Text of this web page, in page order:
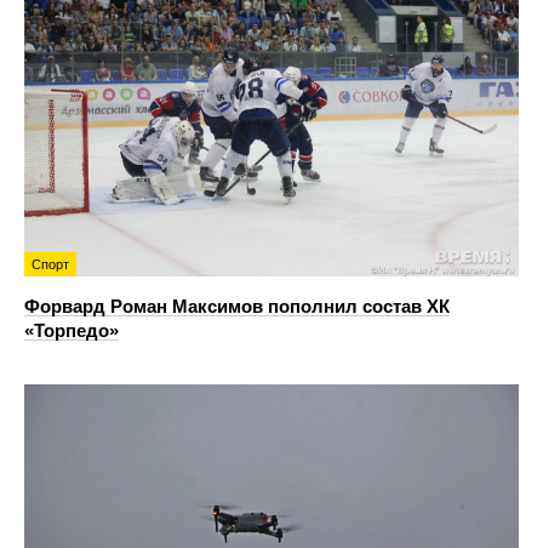
Спорт
Форвард Роман Максимов пополнил состав ХК
«Торпедо»